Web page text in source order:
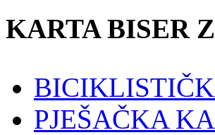
KARTA BISER
PJEŠAČKA